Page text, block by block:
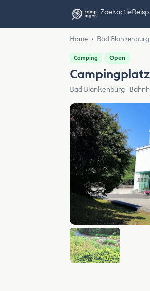
Zoekactie
Home › Bad Blankenburg
Camping Open
Bad Blankenburg ·